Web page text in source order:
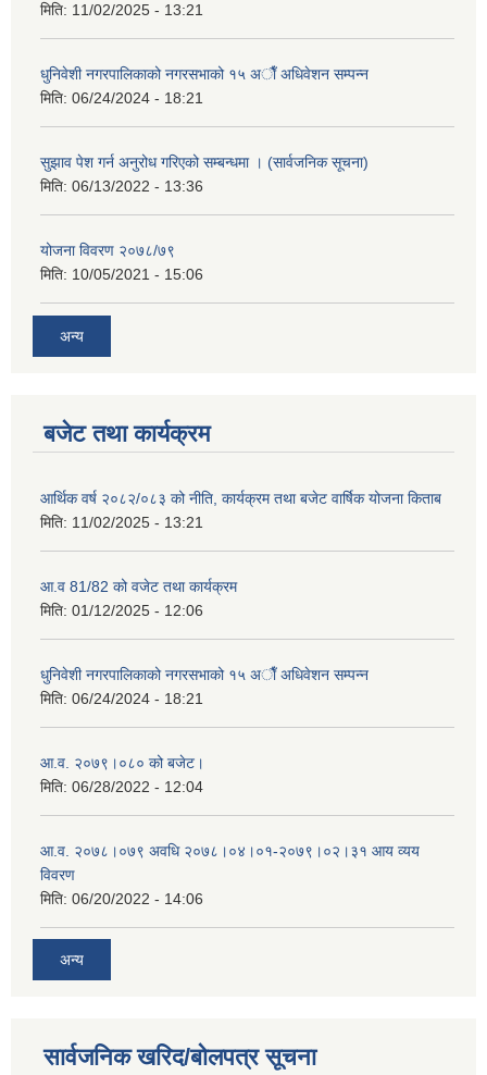
मिति: 11/02/2025 - 13:21
धुनिवेशी नगरपालिकाको नगरसभाको १५ अाैँ अधिवेशन सम्पन्न
मिति: 06/24/2024 - 18:21
सुझाव पेश गर्न अनुरोध गरिएको सम्बन्धमा । (सार्वजनिक सूचना)
मिति: 06/13/2022 - 13:36
योजना विवरण २०७८/७९
मिति: 10/05/2021 - 15:06
अन्य
बजेट तथा कार्यक्रम
आर्थिक वर्ष २०८२/०८३ को नीति, कार्यक्रम तथा बजेट वार्षिक योजना किताब
मिति: 11/02/2025 - 13:21
आ.व 81/82 को वजेट तथा कार्यक्रम
मिति: 01/12/2025 - 12:06
धुनिवेशी नगरपालिकाको नगरसभाको १५ अाैँ अधिवेशन सम्पन्न
मिति: 06/24/2024 - 18:21
आ.व. २०७९।०८० को बजेट।
मिति: 06/28/2022 - 12:04
आ.व. २०७८।०७९ अवधि २०७८।०४।०१-२०७९।०२।३१ आय व्यय
विवरण
मिति: 06/20/2022 - 14:06
अन्य
सार्वजनिक खरिद/बोलपत्र सूचना